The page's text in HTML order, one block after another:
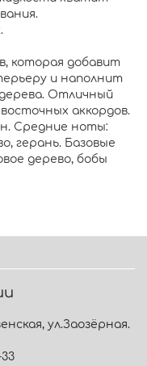
которая добавит
и наполнит
Отличный
аккордов.
Средние ноты:
герань. Базовые
дерево, бобы
ул.Заозёрная.